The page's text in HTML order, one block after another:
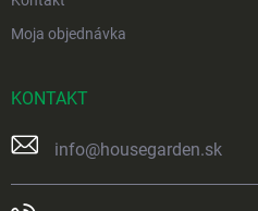
Moja objednávka
KONTAKT
info@housegarden.sk